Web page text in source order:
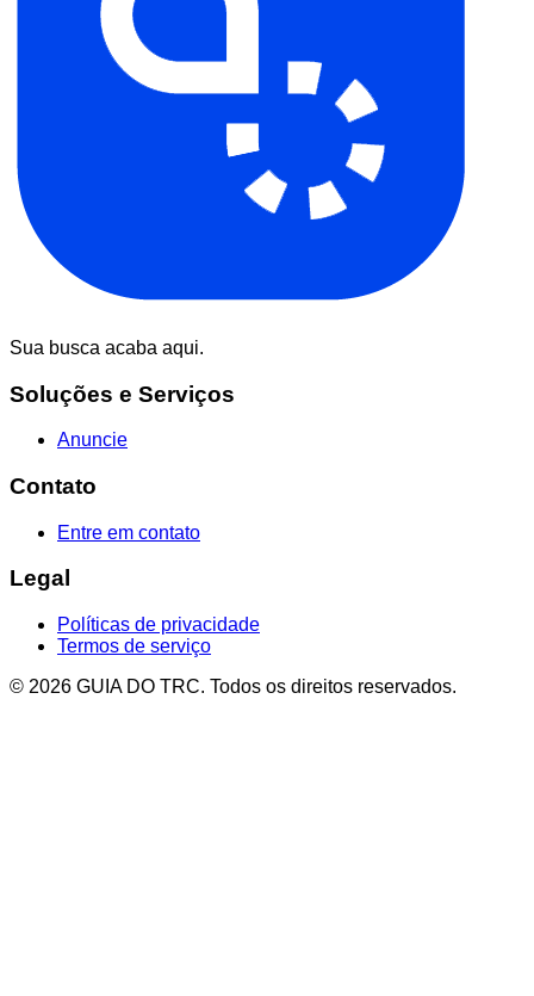
Sua busca acaba aqui.
Soluções e Serviços
Anuncie
Contato
Entre em contato
Legal
Políticas de privacidade
Termos de serviço
© 2026 GUIA DO TRC. Todos os direitos reservados.